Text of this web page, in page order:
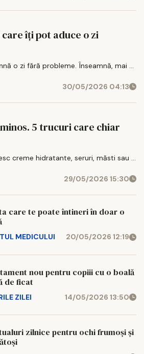
îți pot aduce o zi
o zi fără probleme. Înseamnă, mai ...
30/05/2026 04:13
5 trucuri care chiar
creme hidratante, seruri, măsti sau ...
29/05/2026 15:30
care te poate întineri în doar o
MEDICULUI 20/05/2026 12:19
nou pentru copiii cu o boală
de ficat
ZILEI 14/05/2026 13:50
zilnice pentru ochi frumoși și